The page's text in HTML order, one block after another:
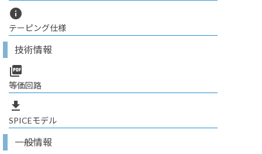
info
テーピング仕様
技術情報
picture_as_pdf
等価回路
file_download
SPICEモデル
一般情報